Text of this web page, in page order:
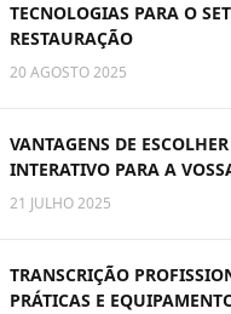
TECNOLOGIAS PARA O
RESTAURAÇÃO
20 AGOSTO 2025
VANTAGENS DE
INTERATIVO PARA A
21 JULHO 2025
TRANSCRIÇÃO
PRÁTICAS E